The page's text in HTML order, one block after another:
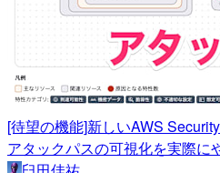
[待望の機能]新しいAWS
アタックパスの可視化を実際に